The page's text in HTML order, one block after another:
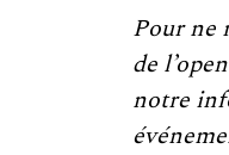
Pour ne
de
notre